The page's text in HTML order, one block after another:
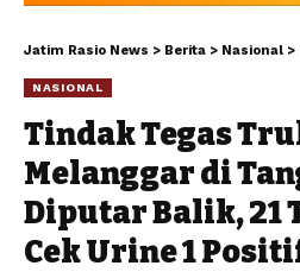
Jatim Rasio News > Berita > Nasional >
NASIONAL
Tindak Tegas
Melanggar di
Diputar Balik, 21
Cek Urine 1